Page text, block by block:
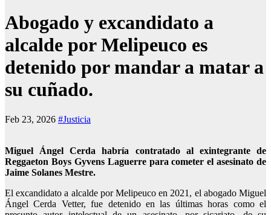
Abogado y excandidato a
alcalde por Melipeuco es
detenido por mandar a matar a
su cuñado.
Feb 23, 2026 #Justicia
Miguel Ángel Cerda habría contratado al exintegrante de
Reggaeton Boys Gyvens Laguerre para cometer el asesinato de
Jaime Solanes Mestre.
El excandidato a alcalde por Melipeuco en 2021, el abogado Miguel
Ángel Cerda Vetter, fue detenido en las últimas horas como el